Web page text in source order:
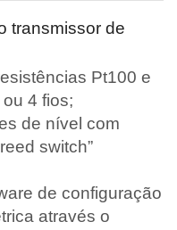
transmissor de
Pt100 e
4 fios;
de nível com
switch”
de configuração
através o